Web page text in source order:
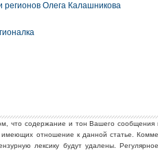
регионов Олега Калашникова
что содержание и тон Вашего сообщения
имеющих отношение к данной статье.
лексику будут удалены.